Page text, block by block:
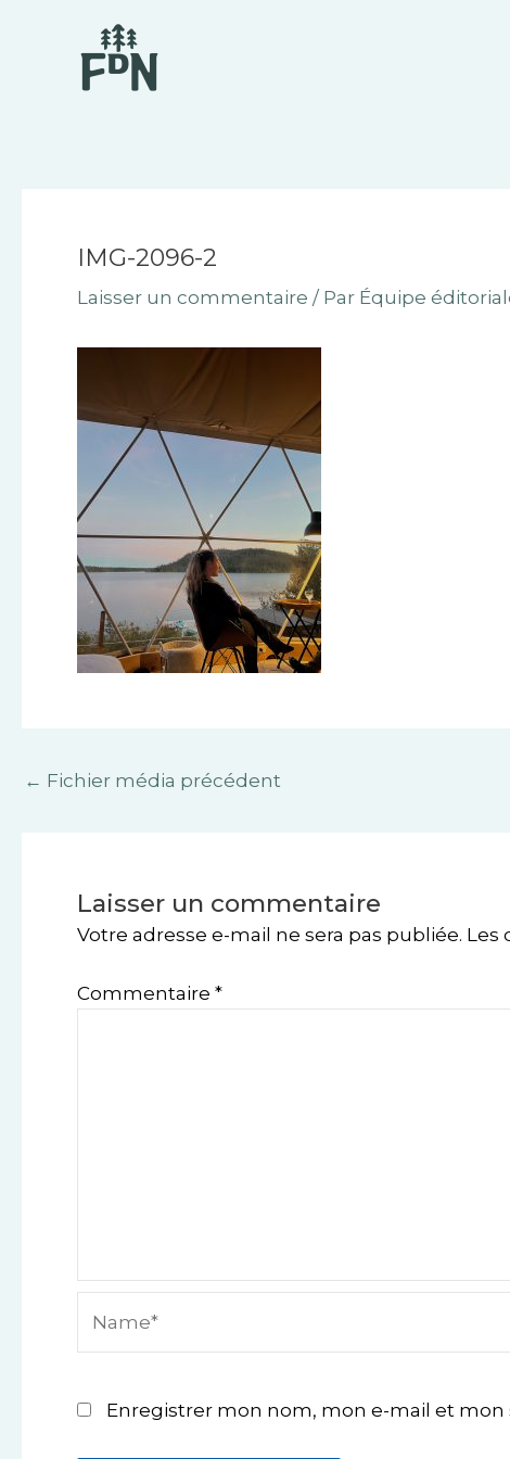
IMG-2096-2
Laisser un commentaire / Par Équipe
← Fichier média précédent
Laisser un commentaire
Votre adresse e-mail ne sera pas publiée. Les
Commentaire *
Enregistrer mon nom, mon e-mail et